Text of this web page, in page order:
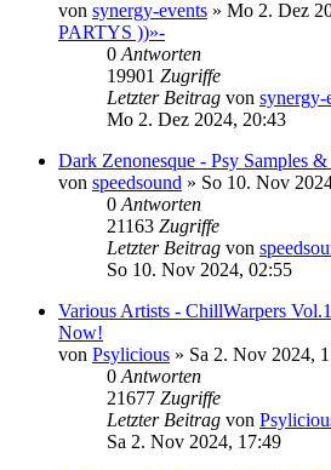
von synergy-events » Mo 2. Dez
PARTYS ))»-
0 Antworten
19901 Zugriffe
Letzter Beitrag von synergy-
Mo 2. Dez 2024, 20:43
Dark Zenonesque - Psy Samples
von speedsound » So 10. Nov
0 Antworten
21163 Zugriffe
Letzter Beitrag von
So 10. Nov 2024, 02:55
Various Artists - ChillWarpers
Now!
von Psylicious » Sa 2. Nov 2024,
0 Antworten
21677 Zugriffe
Letzter Beitrag von
Sa 2. Nov 2024, 17:49